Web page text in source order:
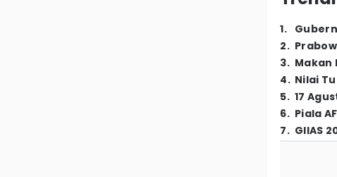
1.
2.
3. Makan
4. Nilai
5. 17
6. Piala
7. GIIAS